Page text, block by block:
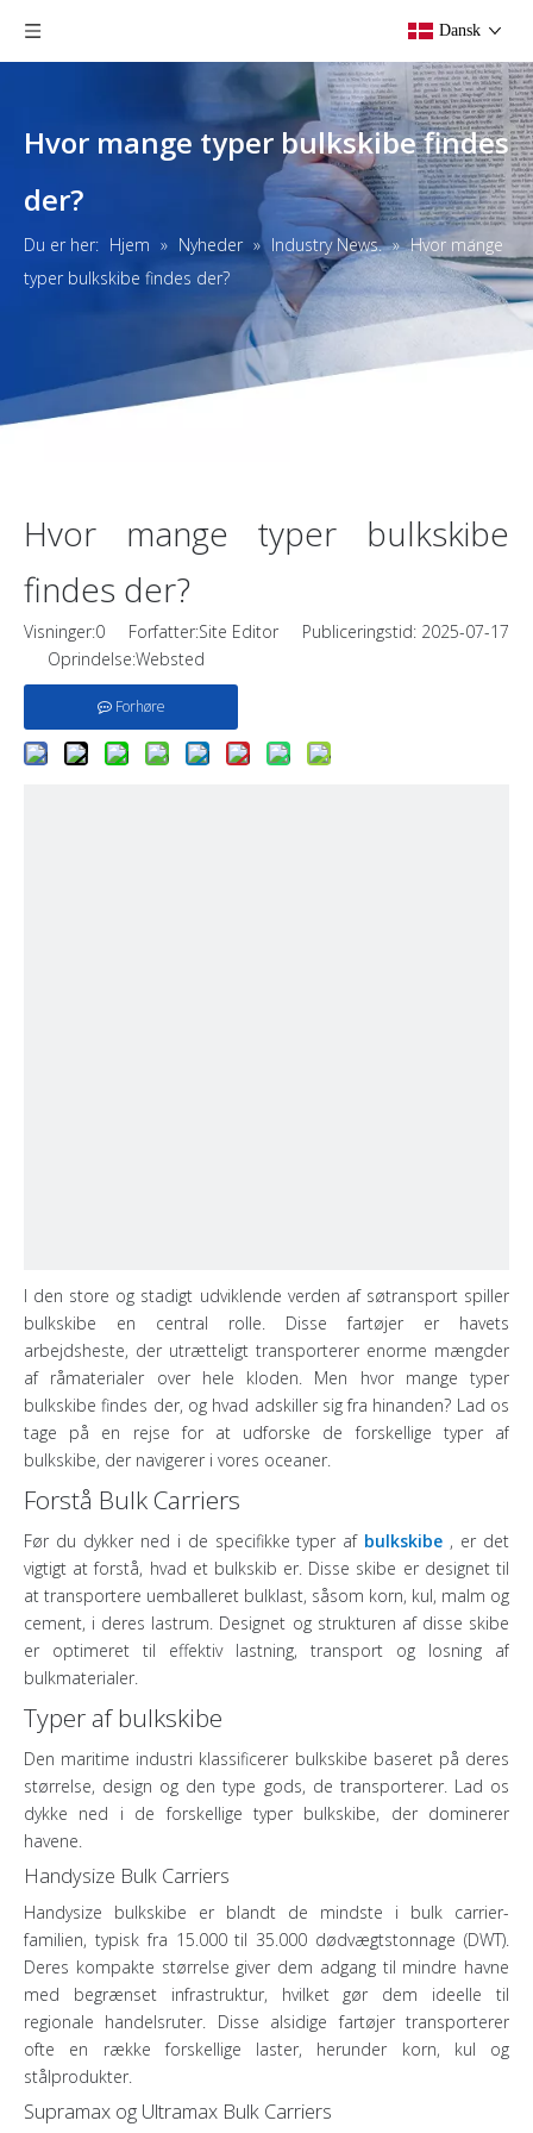
Dansk
Hvor mange typer bulkskibe findes
der?
Du er her: Hjem » Nyheder » Industry News. » Hvor mange
typer bulkskibe findes der?
Hvor mange typer bulkskibe
findes der?
Visninger:0 Forfatter:Site Editor Publiceringstid: 2025-07-17
Oprindelse:Websted
Forhøre
I den store og stadigt udviklende verden af ​​søtransport spiller
bulkskibe en central rolle. Disse fartøjer er havets
arbejdsheste, der utrætteligt transporterer enorme mængder
af råmaterialer over hele kloden. Men hvor mange typer
bulkskibe findes der, og hvad adskiller sig fra hinanden? Lad os
tage på en rejse for at udforske de forskellige typer af
bulkskibe, der navigerer i vores oceaner.
Forstå Bulk Carriers
Før du dykker ned i de specifikke typer af bulkskibe , er det
vigtigt at forstå, hvad et bulkskib er. Disse skibe er designet til
at transportere uemballeret bulklast, såsom korn, kul, malm og
cement, i deres lastrum. Designet og strukturen af ​​disse skibe
er optimeret til effektiv lastning, transport og losning af
bulkmaterialer.
Typer af bulkskibe
Den maritime industri klassificerer bulkskibe baseret på deres
størrelse, design og den type gods, de transporterer. Lad os
dykke ned i de forskellige typer bulkskibe, der dominerer
havene.
Handysize Bulk Carriers
Handysize bulkskibe er blandt de mindste i bulk carrier-
familien, typisk fra 15.000 til 35.000 dødvægtstonnage (DWT).
Deres kompakte størrelse giver dem adgang til mindre havne
med begrænset infrastruktur, hvilket gør dem ideelle til
regionale handelsruter. Disse alsidige fartøjer transporterer
ofte en række forskellige laster, herunder korn, kul og
stålprodukter.
Supramax og Ultramax Bulk Carriers